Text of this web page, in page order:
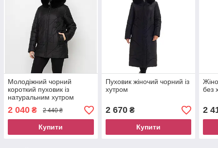
Молодіжний чорний
короткий пуховик із
натуральним хутром
2 040 ₴ 2 440 ₴
Купити
Пуховик жіночий чорний із
хутром
2 670₴
Купити
без
2